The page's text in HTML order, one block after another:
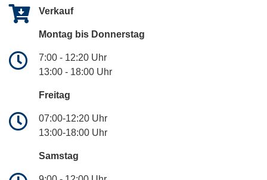
Verkauf
Montag bis Donnerstag
7:00 - 12:20 Uhr
13:00 - 18:00 Uhr
Freitag
07:00-12:20 Uhr
13:00-18:00 Uhr
Samstag